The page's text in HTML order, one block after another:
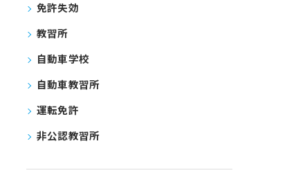
免許失効
教習所
自動車学校
自動車教習所
運転免許
非公認教習所